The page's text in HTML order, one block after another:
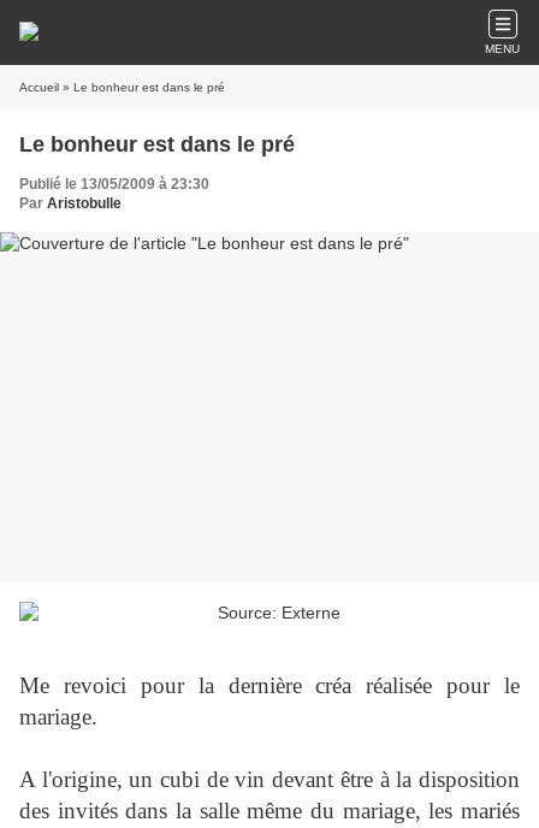
MENU
Accueil » Le bonheur est dans le pré
Le bonheur est dans le pré
Publié le 13/05/2009 à 23:30
Par Aristobulle
Me revoici pour la dernière créa réalisée pour le
mariage.
A l'origine, un cubi de vin devant être à la disposition
des invités dans la salle même du mariage, les mariés